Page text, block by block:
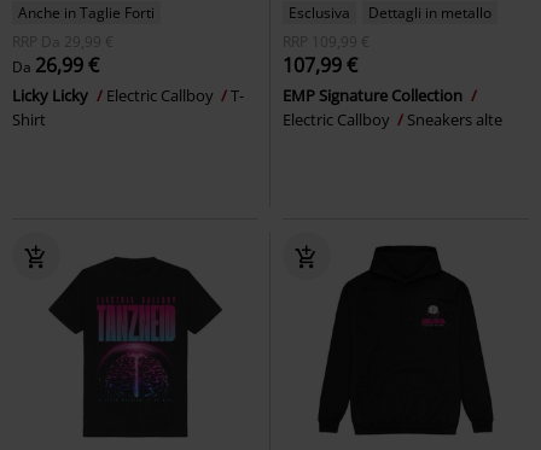
Anche in Taglie Forti
RRP
Da 29,99 €
Da 26,99 €
Licky Licky Electric Callboy
T-
Shirt
Esclusiva
Dettagli in metallo
RRP
109,99 €
107,99 €
EMP Signature Collection
Electric Callboy
Sneakers alte